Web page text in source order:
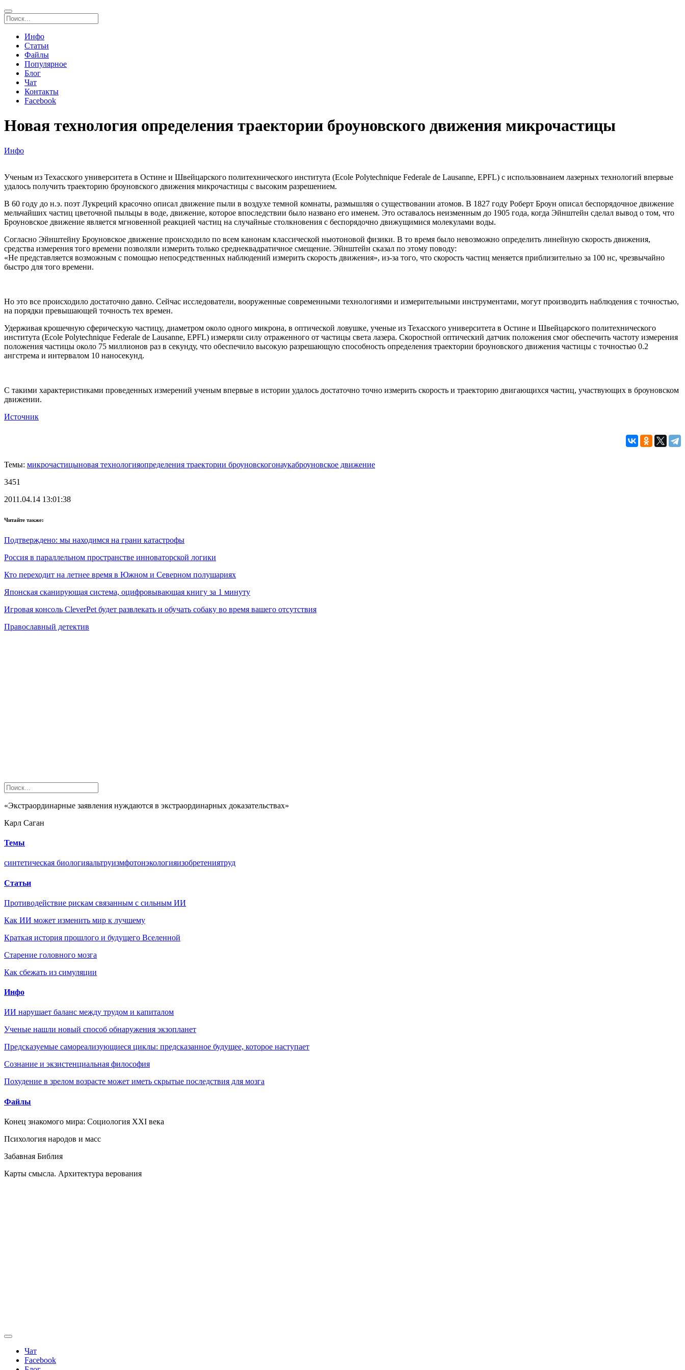
Инфо
Статьи
Файлы
Популярное
Блог
Чат
Контакты
Facebook
Новая технология определения траектории броуновского движения микрочастицы
Инфо
Ученым из Техасского университета в Остине и Швейцарского политехнического института (Ecole Polytechnique Federale de Lausanne, EPFL) с использовнаием лазерных технологий впервые
удалось получить траекторию броуновского движения микрочастицы с высоким разрешением.
В 60 году до н.э. поэт Лукреций красочно описал движение пыли в воздухе темной комнаты, размышляя о существовании атомов. В 1827 году Роберт Броун описал беспорядочное движение
мельчайших частиц цветочной пыльцы в воде, движение, которое впоследствии было названо его именем. Это оставалось неизменным до 1905 года, когда Эйнштейн сделал вывод о том, что
Броуновское движение является мгновенной реакцией частиц на случайные столкновения с беспорядочно движущимися молекулами воды.
Согласно Эйнштейну Броуновское движение происходило по всем канонам классической ньютоновой физики. В то время было невозможно определить линейную скорость движения,
средства измерения того времени позволяли измерить только среднеквадратичное смещение. Эйнштейн сказал по этому поводу:
«Не представляется возможным с помощью непосредственных наблюдений измерить скорость движения», из-за того, что скорость частиц меняется приблизительно за 100 нс, чрезвычайно
быстро для того времени.
Но это все происходило достаточно давно. Сейчас исследователи, вооруженные современными технологиями и измерительными инструментами, могут производить наблюдения с точностью,
на порядки превышающей точность тех времен.
Удерживая крошечную сферическую частицу, диаметром около одного микрона, в оптической ловушке, ученые из Техасского университета в Остине и Швейцарского политехнического
института (Ecole Polytechnique Federale de Lausanne, EPFL) измеряли силу отраженного от частицы света лазера. Скоростной оптический датчик положения смог обеспечить частоту измерения
положения частицы около 75 миллионов раз в секунду, что обеспечило высокую разрешающую способность определения траектории броуновского движения частицы с точностью 0.2
ангстрема и интервалом 10 наносекунд.
С такими характеристиками проведенных измерений ученым впервые в истории удалось достаточно точно измерить скорость и траекторию двигающихся частиц, участвующих в броуновском
движении.
Источник
Темы: микрочастицыновая технологияопределения траектории броуновскогонаукаброуновское движение
3451
2011.04.14 13:01:38
Читайте также:
Подтверждено: мы находимся на грани катастрофы
Россия в параллельном пространстве инноваторской логики
Кто переходит на летнее время в Южном и Северном полушариях
Японская сканирующая система, оцифровывающая книгу за 1 минуту
Игровая консоль CleverPet будет развлекать и обучать собаку во время вашего отсутствия
Православный детектив
«Экстраординарные заявления нуждаются в экстраординарных доказательствах»
Карл Саган
Темы
синтетическая биологияальтруизмфотонэкологияизобретениятруд
Статьи
Противодействие рискам связанным с сильным ИИ
Как ИИ может изменить мир к лучшему
Краткая история прошлого и будущего Вселенной
Старение головного мозга
Как сбежать из симуляции
Инфо
ИИ нарушает баланс между трудом и капиталом
Ученые нашли новый способ обнаружения экзопланет
Предсказуемые самореализующиеся циклы: предсказанное будущее, которое наступает
Сознание и экзистенциальная философия
Похудение в зрелом возрасте может иметь скрытые последствия для мозга
Файлы
Конец знакомого мира: Социология XXI века
Психология народов и масс
Забавная Библия
Карты смысла. Архитектура верования
Чат
Facebook